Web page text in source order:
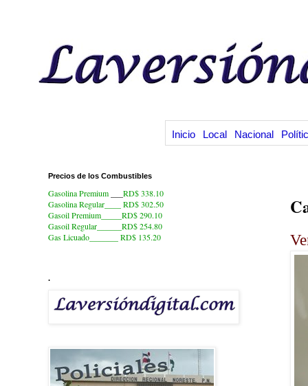
Inicio Local Nacional
Precios de los Combustibles
Gasolina Premium
RD$ 338.10
Gasolina Regular____ RD$ 302.50
Gasoil Premium_____RD$ 290.10
Gasoil Regular______RD$ 254.80
Gas Licuado_______
RD$ 135.20
.